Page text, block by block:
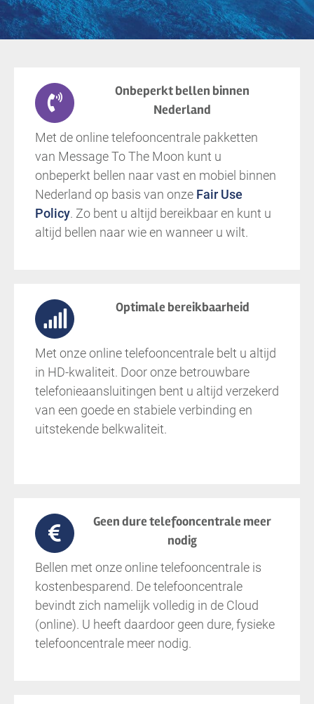
Onbeperkt bellen binnen
Nederland
Met de online telefooncentrale pakketten
van Message To The Moon kunt u
onbeperkt bellen naar vast en mobiel binnen
Nederland op basis van onze Fair Use
Policy. Zo bent u altijd bereikbaar en kunt u
altijd bellen naar wie en wanneer u wilt.
Optimale bereikbaarheid
Met onze online telefooncentrale belt u altijd
in HD-kwaliteit. Door onze betrouwbare
telefonieaansluitingen bent u altijd verzekerd
van een goede en stabiele verbinding en
uitstekende belkwaliteit.
Geen dure telefooncentrale meer
nodig
Bellen met onze online telefooncentrale is
kostenbesparend. De telefooncentrale
bevindt zich namelijk volledig in de Cloud
(online). U heeft daardoor geen dure, fysieke
telefooncentrale meer nodig.